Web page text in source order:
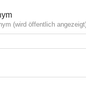
(wird öffentlich